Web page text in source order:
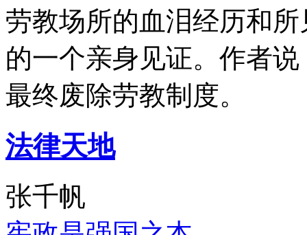
劳教场所的血泪经历和
的一个亲身见证。作者
最终废除劳教制度。
法律天地
张千帆